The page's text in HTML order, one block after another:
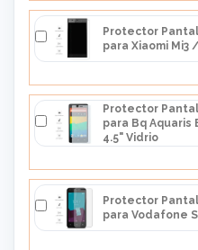
Protector
para Xiaomi Mi3
Protector
para Bq Aquaris
4.5" Vidrio
Protector
para Vodafone